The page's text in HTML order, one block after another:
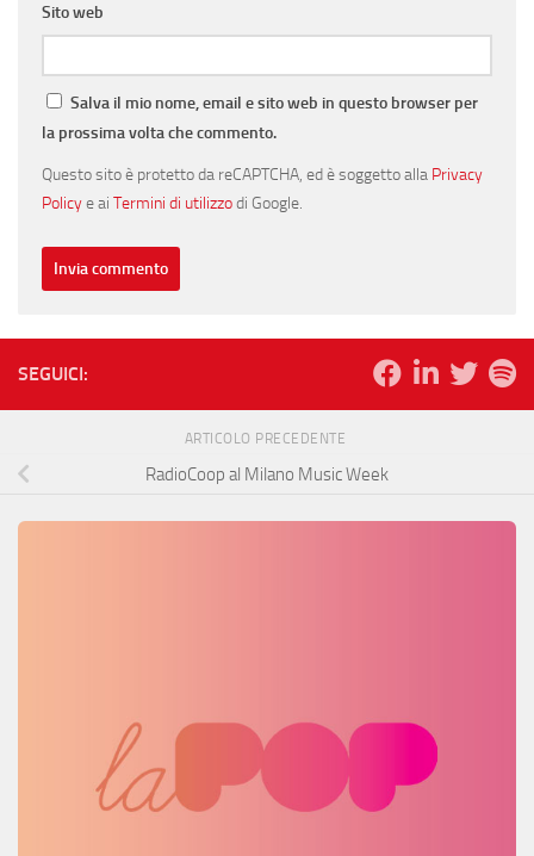
Sito web
Salva il mio nome, email e sito web in questo browser per
la prossima volta che commento.
Questo sito è protetto da reCAPTCHA, ed è soggetto alla Privacy
Policye ai Termini di utilizzodi Google.
SEGUICI:
ARTICOLO PRECEDENTE
RadioCoop al Milano Music Week